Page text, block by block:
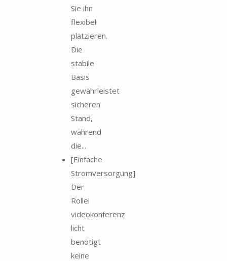
Sie ihn
flexibel
platzieren.
Die
stabile
Basis
gewährleistet
sicheren
Stand,
während
die...
[Einfache
Stromversorgung]
Der
Rollei
videokonferenz
licht
benötigt
keine